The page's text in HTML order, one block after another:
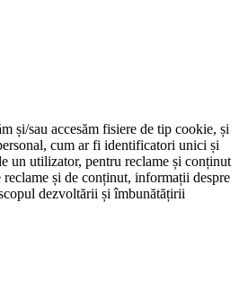
și/sau accesăm fisiere de tip cookie, și
cum ar fi identificatori unici și
un utilizator, pentru reclame și conținut
reclame și de conținut, informații despre
dezvoltării și îmbunătățirii